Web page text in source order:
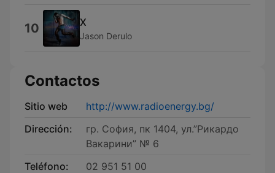
10 X
Jason Derulo
Contactos
Sitio web
http://www.radioenergy.bg/
Dirección:
гр. София, пк 1404, ул.”Рикардо
Вакарини” № 6
Teléfono:
02 951 51 00